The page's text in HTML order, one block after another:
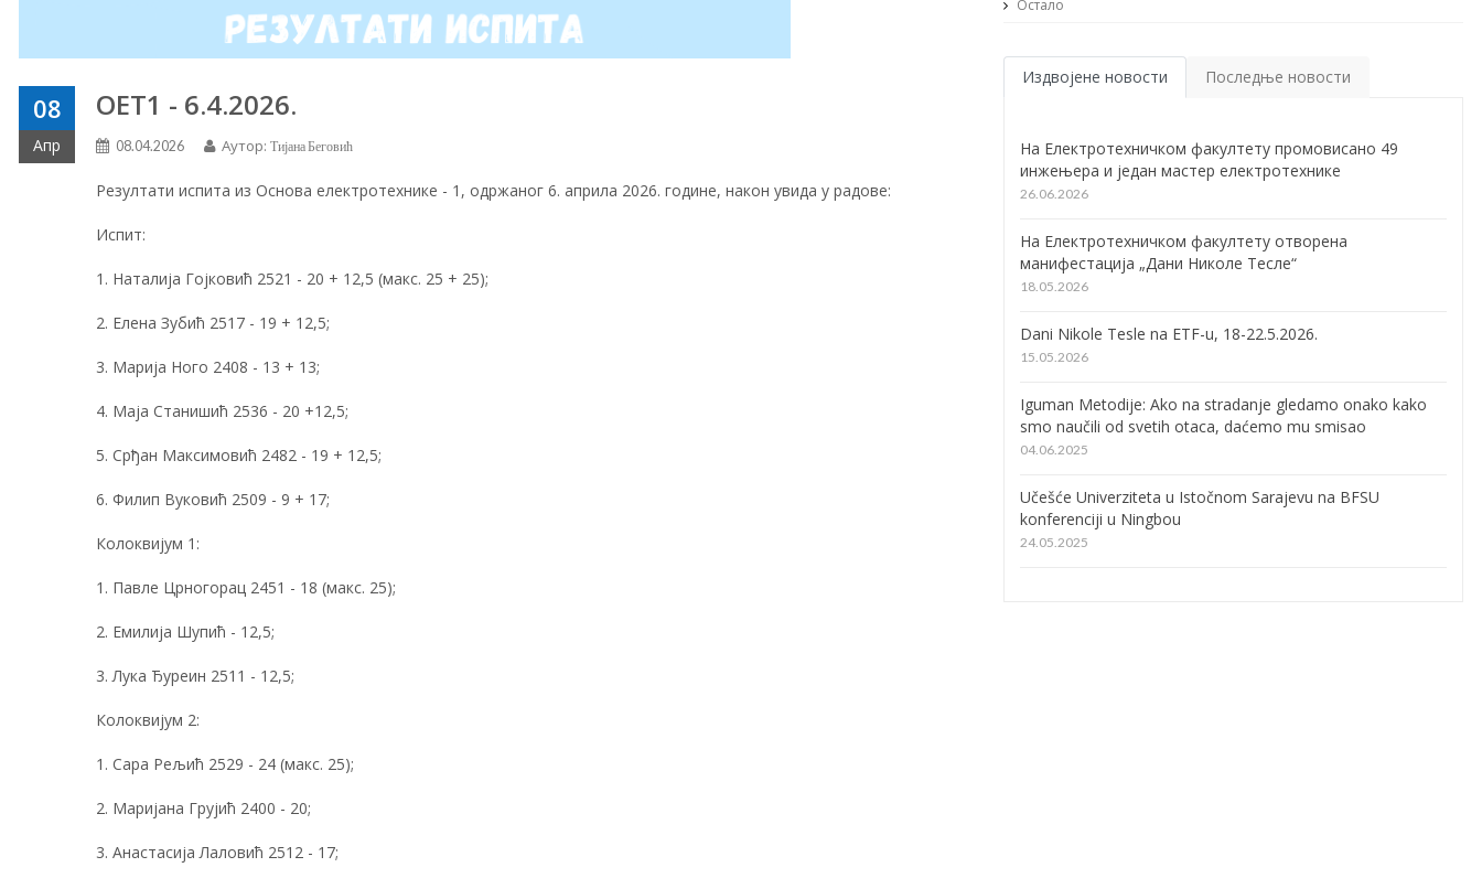
08
Апр
ОЕТ1 - 6.4.2026.
08.04.2026 Аутор: Тијана Беговић
Резултати испита из Основа електротехнике - 1 , одржаног 6. априла 2026. годинe, након увида у радове:
Испит:
1. Наталија Гојковић 2521 - 20 + 12,5 (макс. 25 + 25);
2. Елена Зубић 2517 - 19 + 12,5;
3. Марија Ного 2408 - 13 + 13;
4. Маја Станишић 2536 - 20 +12,5;
5. Срђан Максимовић 2482 - 19 + 12,5;
6. Филип Вуковић 2509 - 9 + 17;
Колоквијум 1:
1. Павле Црногорац 2451 - 18 (макс. 25);
2. Емилија Шупић - 12,5;
3. Лука Ђуреин 2511 - 12,5;
Колоквијум 2:
1. Сара Рељић 2529 - 24 (макс. 25);
2. Маријана Грујић 2400 - 20;
3. Анастасија Лаловић 2512 - 17;
Остало
Издвојене новости Последње новости
На Електротехничком факултету промовисано 49
инжењера и један мастер електротехнике
26.06.2026
На Електротехничком факултету отворена
манифестација „Дани Николе Тесле“
18.05.2026
Dani Nikole Tesle na ETF-u, 18-22.5.2026.
15.05.2026
Iguman Metodije: Ako na stradanje gledamo onako kako
smo naučili od svetih otaca, daćemo mu smisao
04.06.2025
Učešće Univerziteta u Istočnom Sarajevu na BFSU
konferenciji u Ningbou
24.05.2025